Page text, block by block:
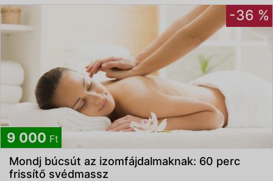
-36 %
9 000 Ft
Mondj búcsút az izomfájdalmaknak: 60 perc
frissítő svédmassz